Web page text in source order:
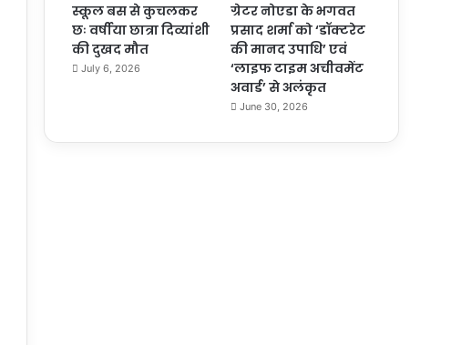
स्कूल बस से कुचलकर
छः वर्षीया छात्रा दिव्यांशी
की दुखद मौत
July 6, 2026
ग्रेटर नोएडा के भगवत
प्रसाद शर्मा को ‘डॉक्टरेट
की मानद उपाधि’ एवं
‘लाइफ टाइम अचीवमेंट
अवार्ड’ से अलंकृत
June 30, 2026